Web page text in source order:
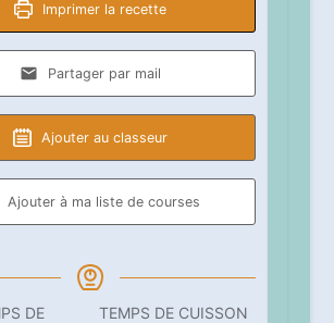
Imprimer la recette
Partager par mail
Ajouter au classeur
Ajouter à ma liste de courses
DE
TEMPS DE CUISSON